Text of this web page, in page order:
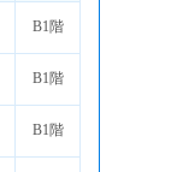
B1階
B1階
B1階